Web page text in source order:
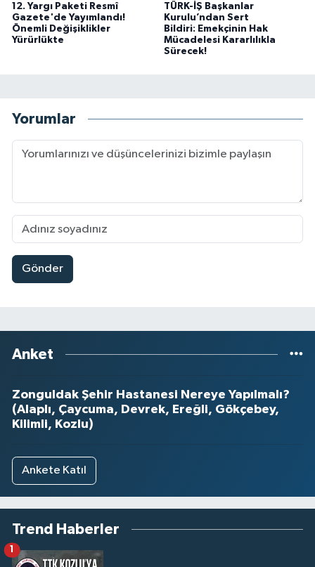
12. Yargı Paketi Resmî
Gazete'de Yayımlandı!
Önemli Değişiklikler
Yürürlükte
TÜRK-İŞ Başkanlar
Kurulu’ndan Sert
Bildiri: Emekçinin Hak
Mücadelesi Kararlılıkla
Sürecek!
Yorumlar
Gönder
Anket
Zonguldak Şehir Hastanesi Nereye Yapılmalı?
(Alaplı, Çaycuma, Devrek, Ereğli, Gökçebey,
Kilimli, Kozlu)
Ankete Katıl
Trend Haberler
1